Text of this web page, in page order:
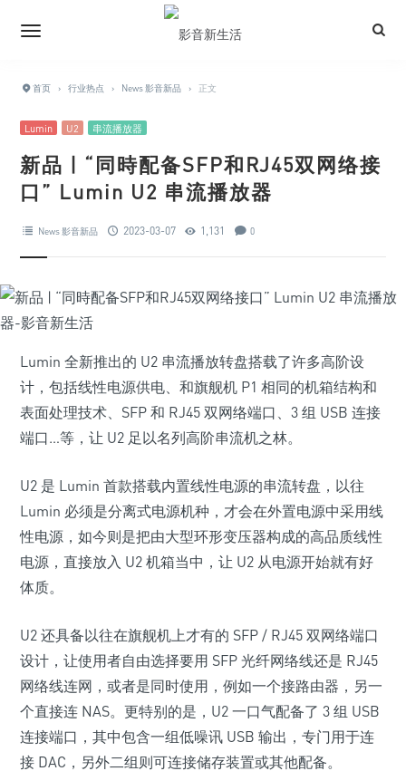
首页 › 行业热点 › News 影音新品 › 正文
Lumin U2 串流播放器
新品 | “同時配备SFP和RJ45双网络接
口” Lumin U2 串流播放器
News 影音新品 2023-03-07 1,131 0
Lumin 全新推出的 U2 串流播放转盘搭载了许多高阶设
计，包括线性电源供电、和旗舰机 P1 相同的机箱结构和
表面处理技术、SFP 和 RJ45 双网络端口、3 组 USB 连接
端口…等，让 U2 足以名列高阶串流机之林。
U2 是 Lumin 首款搭载内置线性电源的串流转盘，以往
Lumin 必须是分离式电源机种，才会在外置电源中采用线
性电源，如今则是把由大型环形变压器构成的高品质线性
电源，直接放入 U2 机箱当中，让 U2 从电源开始就有好
体质。
U2 还具备以往在旗舰机上才有的 SFP / RJ45 双网络端口
设计，让使用者自由选择要用 SFP 光纤网络线还是 RJ45
网络线连网，或者是同时使用，例如一个接路由器，另一
个直接连 NAS。更特别的是，U2 一口气配备了 3 组 USB
连接端口，其中包含一组低噪讯 USB 输出，专门用于连
接 DAC，另外二组则可连接储存装置或其他配备。